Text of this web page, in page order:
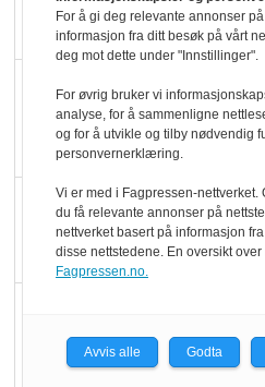
Marit
Blir
med å
For å gi deg relevante annonser
informasjon fra ditt besøk på vårt
deg mot dette under "Innstillinger".
For øvrig bruker vi
analyse, for å sammenligne
og for å utvikle og tilby nødvendig
personvernerklæring.
Vi er med i Fagpressen-nettverket.
du få relevante annonser på
nettverket basert på informasjon
disse nettstedene. En oversikt
Fagpressen.no.
Avvis alle Godta